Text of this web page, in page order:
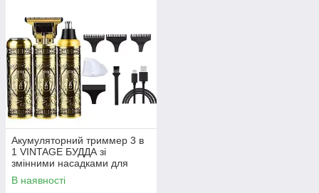
Акумуляторний триммер 3 в
1 VINTAGE БУДДА зі
змінними насадками для
бороди та носа з сітчастою
бритвою
В наявності